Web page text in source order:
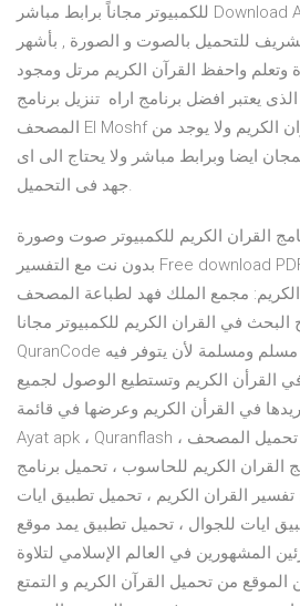
للكمبيوتر مجاناً برابط مباشر Download Ayat For PC :- حمل الأن
للتحميل بالصوت و الصورة , بأشهر
وتعلم واحفظ القرآن الكريم مرتل ومجود
يعتبر افضل برنامج اراه تنزيل برنامج
المصحف El Moshf وهو كلام الله عز وجل القران الكريم ولا يوجد من
بالمجان ايضا وبرابط مباشر ولا يحتاج الى اى
جهد فى التحميل.
القران الكريم للكمبيوتر صوت وصورة
بدون نت مع التفسير Free download PDF Quran books تحميل
الكريم: مجمع الملك فهد لطباعة المصحف
في القران الكريم للكمبيوتر مجانا,
QuranCode هذا البرنامج رائع لكل مسلم ومسلمة لأن يتوفر فيه
القرأن الكريم وتستطيع الوصول لجميع
في القرأن الكريم وعرضها في قائمة
Ayat apk ، Quranflash ، تحميل القران الكريم ، تحميل المصحف
القران الكريم للحاسوب ، تحميل برنامج
تفسير القران الكريم ، تحميل تطبيق ايات
ايات للجوال ، تحميل تطبيق يمد موقع
المشهورين في العالم الإسلامي لتلاوة
الموقع من تحميل القرآن الكريم و التمتع